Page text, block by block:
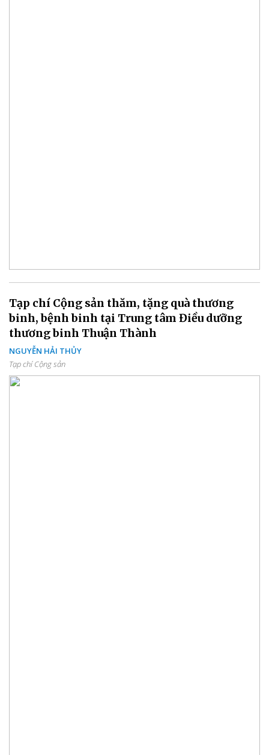
Tạp chí Cộng sản thăm, tặng quà thương
binh, bệnh binh tại Trung tâm Điều dưỡng
thương binh Thuận Thành
NGUYỄN HẢI THỦY
Tạp chí Cộng sản